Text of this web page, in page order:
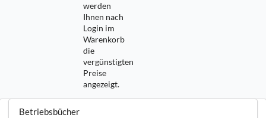
werden
Ihnen nach
Login im
Warenkorb
die
vergünstigten
Preise
angezeigt.
Betriebsbücher